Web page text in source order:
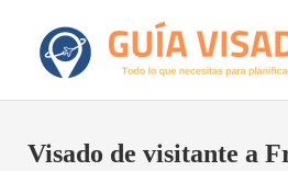
GuiaVisado.com - Guía
Otro sitio realizado con WordPress
Visado de visitante a